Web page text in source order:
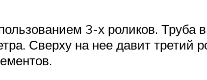
3-х роликов. Труба
Сверху на нее давит третий